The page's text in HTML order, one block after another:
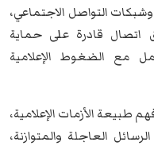
التواصل الاجتماعي،
قادرة على حماية
مع الضغوط الإعلامية
طبيعة الأزمات الإعلامية،
العاجلة والمتوازنة،